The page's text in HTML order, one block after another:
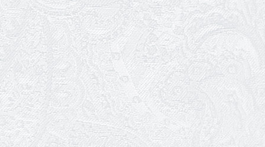
24.04.2026
З прем'єрою вистави «Божевільна
родина»!
02.04.2026
Запрошуємо на прем'єру вистави
«Божевільна родина»
01.04.2026
Трудовий ювілей Олени Корольової